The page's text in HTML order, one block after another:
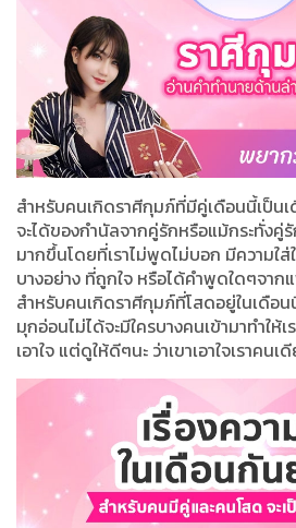
สำหรับคนเกิดราศีกุมภ์ที่มีคู่เดือนนี้เป็น
จะได้ของกำนัลจากคู่รักหรือแม้กระทั่งคู่รัก
มากขึ้นโดยที่เราไม่พูดไม่บอก มีความใ
บางอย่าง ที่ถูกใจ หรือได้คำพูดใดๆจาก
สำหรับคนเกิดราศีกุมภ์ที่โสดอยู่ในเดือ
มุกอ่อนไม่ได้จะมีใครบางคนเข้ามาทำให้
เอาใจ แต่ดูให้ดีๆนะ ว่าเขาเอาใจเราคนเ